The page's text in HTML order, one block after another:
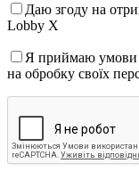
Даю згоду на
Lobby X
Я приймаю умови
на обробку своїх